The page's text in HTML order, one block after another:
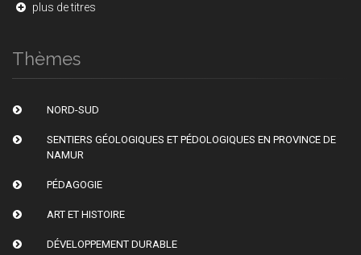
plus de titres
Thèmes
NORD-SUD
SENTIERS GÉOLOGIQUES ET PÉDOLOGIQUES EN PROVINCE DE
NAMUR
PÉDAGOGIE
ART ET HISTOIRE
DÉVELOPPEMENT DURABLE